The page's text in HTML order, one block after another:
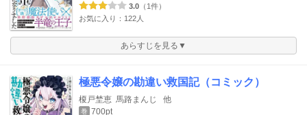
3.0 （1件）
お気に入り：122人
あらすじを見る▼
極悪令嬢の勘違い救国記（コミック）
榎戸埜恵 馬路まんじ 他
巻 700pt